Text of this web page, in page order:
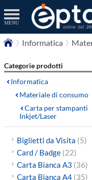
MENU
Informatica
Categorie prodotti
Informatica
Materiale di consumo
Carta per stampanti
Inkjet/Laser
Biglietti da Visita (5)
Card / Badge (22)
Carta Bianca A3 (36)
Carta Bianca A4 (35)